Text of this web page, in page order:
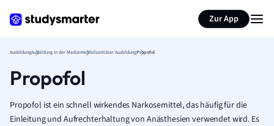
Zur App
AusbildungAusbildung in der MedizinNotfallsanitäter AusbildungPropofol
Propofol
Propofol ist ein schnell wirkendes Narkosemittel, das häufig für die
Einleitung und Aufrechterhaltung von Anästhesien verwendet wird. Es